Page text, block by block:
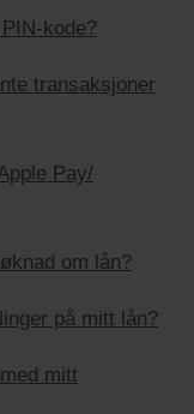
kode?
transaksjoner
Pay/
om lån?
på mitt lån?
mitt